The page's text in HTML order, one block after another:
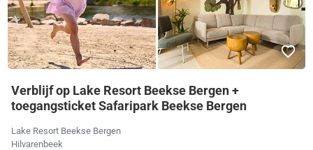
Verblijf op Lake Resort Beekse Bergen +
toegangsticket Safaripark Beekse Bergen
Lake Resort Beekse Bergen
Hilvarenbeek